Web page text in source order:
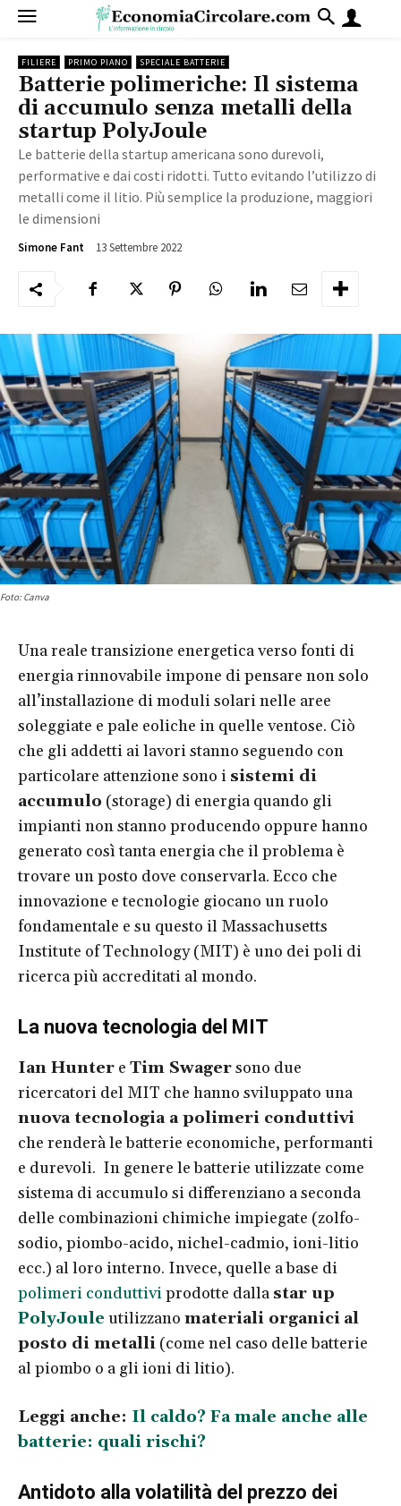
FILIERE PRIMO PIANO SPECIALE BATTERIE
Batterie polimeriche: Il sistema
di accumulo senza metalli della
startup PolyJoule
Le batterie della startup americana sono durevoli,
performative e dai costi ridotti. Tutto evitando l’utilizzo di
metalli come il litio. Più semplice la produzione, maggiori
le dimensioni
Simone Fant 13 Settembre 2022
Foto: Canva
Una reale transizione energetica verso fonti di
energia rinnovabile impone di pensare non solo
all’installazione di moduli solari nelle aree
soleggiate e pale eoliche in quelle ventose. Ciò
che gli addetti ai lavori stanno seguendo con
particolare attenzione sono i sistemi di
accumulo (storage) di energia quando gli
impianti non stanno producendo oppure hanno
generato così tanta energia che il problema è
trovare un posto dove conservarla. Ecco che
innovazione e tecnologie giocano un ruolo
fondamentale e su questo il Massachusetts
Institute of Technology (MIT) è uno dei poli di
ricerca più accreditati al mondo.
La nuova tecnologia del MIT
Ian Hunter e Tim Swagersono due
ricercatori del MIT che hanno sviluppato una
nuova tecnologia a polimeri conduttivi
che renderà le batterie economiche, performanti
e durevoli. In genere le batterie utilizzate come
sistema di accumulo si differenziano a seconda
delle combinazioni chimiche impiegate (zolfo-
sodio, piombo-acido, nichel-cadmio, ioni-litio
ecc.) al loro interno. Invece, quelle a base di
polimeri conduttiviprodotte dalla star up
PolyJoule utilizzano materiali organici al
posto di metalli (come nel caso delle batterie
al piombo o a gli ioni di litio).
Leggi anche: Il caldo? Fa male anche alle
batterie: quali rischi?
Antidoto alla volatilità del prezzo dei